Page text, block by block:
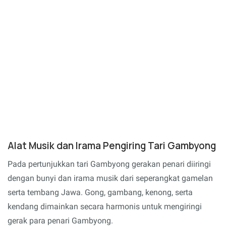
Alat Musik dan Irama Pengiring Tari Gambyong
Pada pertunjukkan tari Gambyong gerakan penari diiringi
dengan bunyi dan irama musik dari seperangkat gamelan
serta tembang Jawa. Gong, gambang, kenong, serta
kendang dimainkan secara harmonis untuk mengiringi
gerak para penari Gambyong.